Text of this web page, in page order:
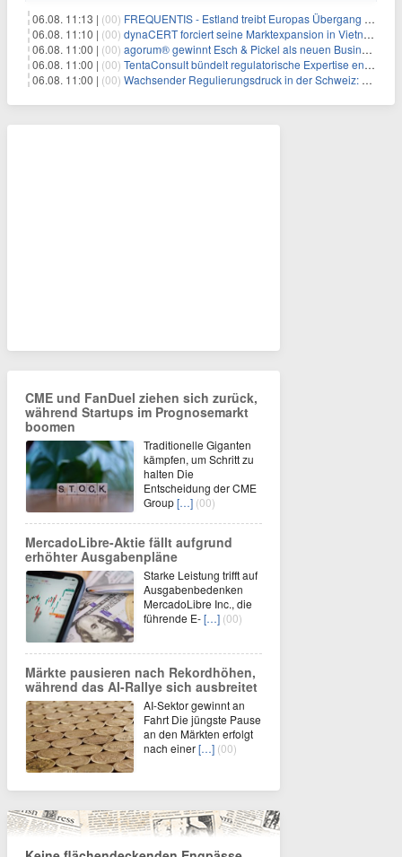
06.08. 11:13 | (00) FREQUENTIS - Estland treibt Europas Übergang zu digitalen NOTAM-Diensten mit FREQUENTIS voran
06.08. 11:10 | (00) dynaCERT forciert seine Marktexpansion in Vietnam
06.08. 11:00 | (00) agorum® gewinnt Esch & Pickel als neuen Business Partner für Mittelstand
06.08. 11:00 | (00) TentaConsult bündelt regulatorische Expertise entlang des gesamten Produktlebenszyklus
06.08. 11:00 | (00) Wachsender Regulierungsdruck in der Schweiz: Warum Wirtschaftsprüfer Mitarbeiter-Screening jetzt priorisieren müssen
CME und FanDuel ziehen sich zurück,
während Startups im Prognosemarkt
boomen
Traditionelle Giganten
kämpfen, um Schritt zu
halten Die
Entscheidung der CME
Group[…] (00)
MercadoLibre-Aktie fällt aufgrund
erhöhter Ausgabenpläne
Starke Leistung trifft auf
Ausgabenbedenken
MercadoLibre Inc., die
führende E-[…] (00)
Märkte pausieren nach Rekordhöhen,
während das AI-Rallye sich ausbreitet
AI-Sektor gewinnt an
Fahrt Die jüngste Pause
an den Märkten erfolgt
nach einer[…] (00)